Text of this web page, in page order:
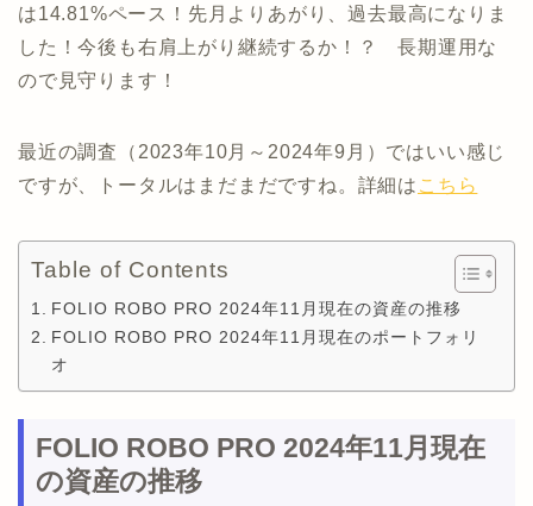
は14.81%ペース！先月よりあがり、過去最高になりま
した！今後も右肩上がり継続するか！？ 長期運用な
ので見守ります！
最近の調査（2023年10月～2024年9月）ではいい感じ
ですが、トータルはまだまだですね。詳細は こちら
Table of Contents
FOLIO ROBO PRO 2024年11月現在の資産の推移
FOLIO ROBO PRO 2024年11月現在のポートフォリ
オ
FOLIO ROBO PRO 2024年11月現在
の資産の推移